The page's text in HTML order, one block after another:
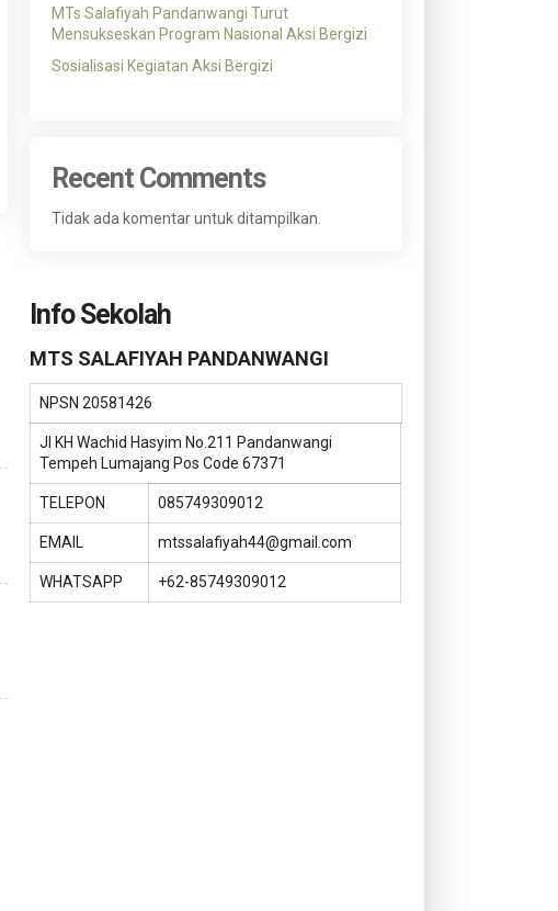
MTs Salafiyah Pandanwangi Turut
Mensukseskan Program Nasional Aksi Bergizi
Sosialisasi Kegiatan Aksi Bergizi
Recent Comments
Tidak ada komentar untuk ditampilkan.
Info Sekolah
MTS SALAFIYAH PANDANWANGI
NPSN 20581426
Jl KH Wachid Hasyim No.211 Pandanwangi
Tempeh Lumajang Pos Code 67371
TELEPON 085749309012
EMAIL mtssalafiyah44@gmail.com
WHATSAPP +62-85749309012